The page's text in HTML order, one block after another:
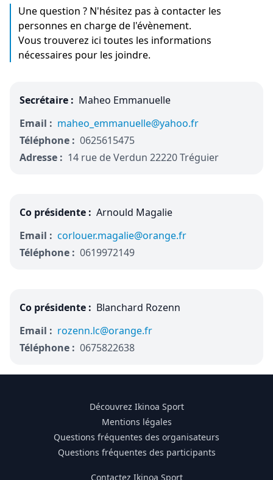
Une question ? N'hésitez pas à contacter les
personnes en charge de l'évènement.
Vous trouverez ici toutes les informations
nécessaires pour les joindre.
Secrétaire : Maheo Emmanuelle
Email : maheo_emmanuelle@yahoo.fr
Téléphone : 0625615475
Adresse : 14 rue de Verdun 22220 Tréguier
Co présidente : Arnould Magalie
Email : corlouer.magalie@orange.fr
Téléphone : 0619972149
Co présidente : Blanchard Rozenn
Email : rozenn.lc@orange.fr
Téléphone : 0675822638
Découvrez Ikinoa Sport
Mentions légales
Questions fréquentes des organisateurs
Questions fréquentes des participants
Contactez Ikinoa Sport